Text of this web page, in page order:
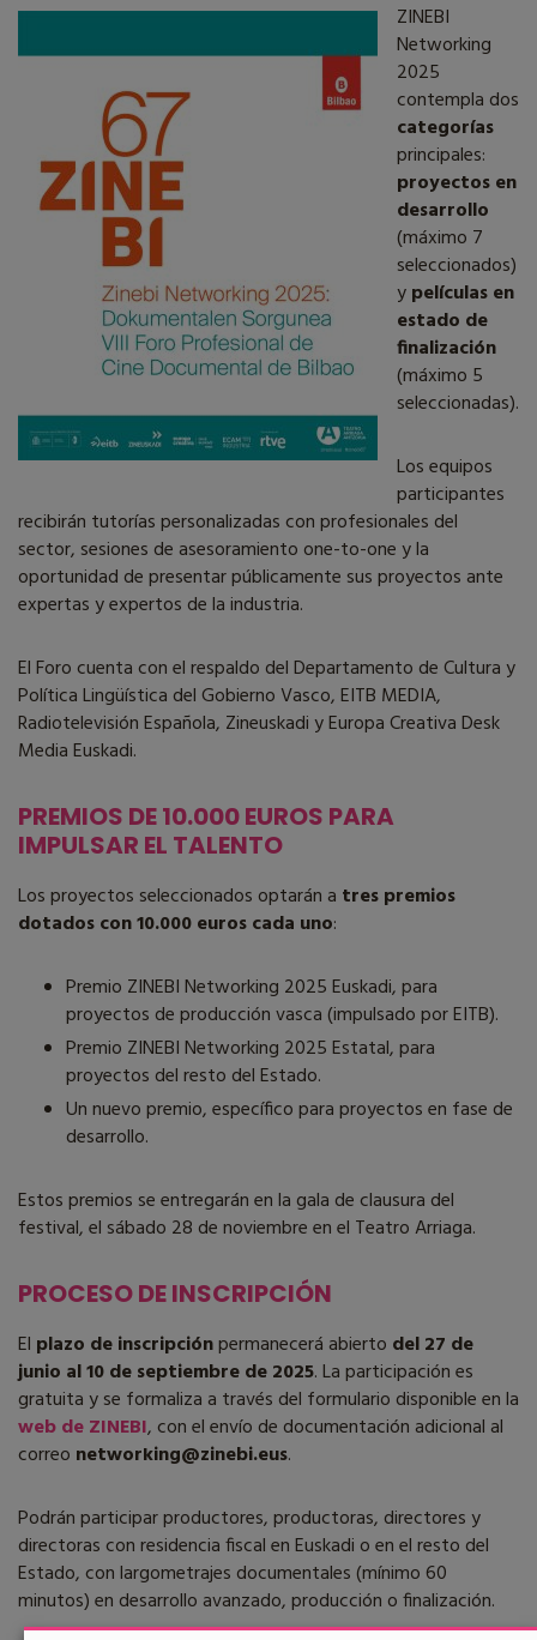
ZINEBI
Networking
2025
contempla dos
categorías
principales:
proyectos en
desarrollo
(máximo 7
seleccionados)
ypelículas en
estado de
finalización
(máximo 5
seleccionadas).
Los equipos
participantes
recibirán tutorías personalizadas con profesionales del
sector, sesiones de asesoramiento one-to-one y la
oportunidad de presentar públicamente sus proyectos ante
expertas y expertos de la industria.
El Foro cuenta con el respaldo del Departamento de Cultura y
Política Lingüística del Gobierno Vasco, EITB MEDIA,
Radiotelevisión Española, Zineuskadi y Europa Creativa Desk
Media Euskadi.
PREMIOS DE 10.000 EUROS PARA
IMPULSAR EL TALENTO
Los proyectos seleccionados optarán a tres premios
dotados con 10.000 euros cada uno:
Premio ZINEBI Networking 2025 Euskadi, para
proyectos de producción vasca (impulsado por EITB).
Premio ZINEBI Networking 2025 Estatal, para
proyectos del resto del Estado.
Un nuevo premio, específico para proyectos en fase de
desarrollo.
Estos premios se entregarán en la gala de clausura del
festival, el sábado 28 de noviembre en el Teatro Arriaga.
PROCESO DE INSCRIPCIÓN
El plazo de inscripciónpermanecerá abierto del 27 de
junio al 10 de septiembre de 2025. La participación es
gratuita y se formaliza a través del formulario disponible en la
web de ZINEBI, con el envío de documentación adicional al
correo networking@zinebi.eus.
Podrán participar productores, productoras, directores y
directoras con residencia fiscal en Euskadi o en el resto del
Estado, con largometrajes documentales (mínimo 60
minutos) en desarrollo avanzado, producción o finalización.